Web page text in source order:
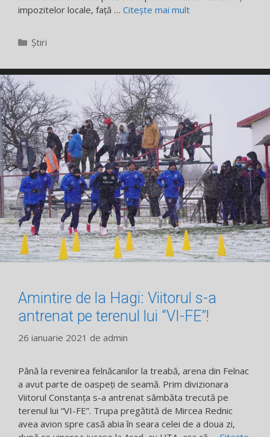
impozitelor locale, față … Citește mai mult
Categorii
Știri
Amintire de la Hagi: Viitorul s-a
antrenat pe terenul lui “VI-FE”!
26 ianuarie 2021 de admin
Până la revenirea felnăcanilor la treabă, arena din Felnac
a avut parte de oaspeţi de seamă. Prim divizionara
Viitorul Constanţa s-a antrenat sâmbăta trecută pe
terenul lui “VI-FE”. Trupa pregătită de Mircea Rednic
avea avion spre casă abia în seara celei de a doua zi,